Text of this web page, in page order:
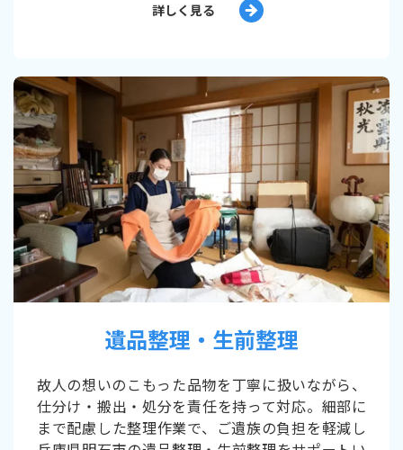
詳しく見る
遺品整理・生前整理
故人の想いのこもった品物を丁寧に扱いながら、
仕分け・搬出・処分を責任を持って対応。細部に
まで配慮した整理作業で、ご遺族の負担を軽減し